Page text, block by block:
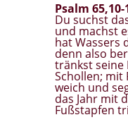
Psalm 65,10-
Du suchst
und machst
hat Wassers
denn also
tränkst seine
Schollen; mit
weich und
das Jahr mit
Fußstapfen